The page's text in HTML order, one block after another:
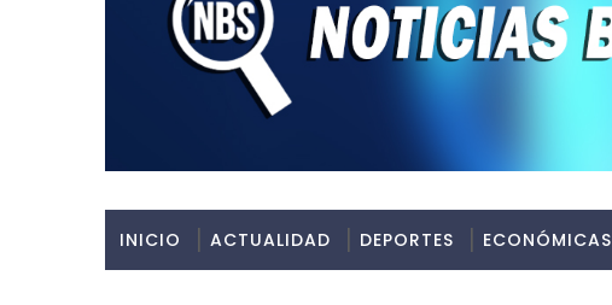
INICIO ACTUALIDAD DEPORTES ECONÓMICAS